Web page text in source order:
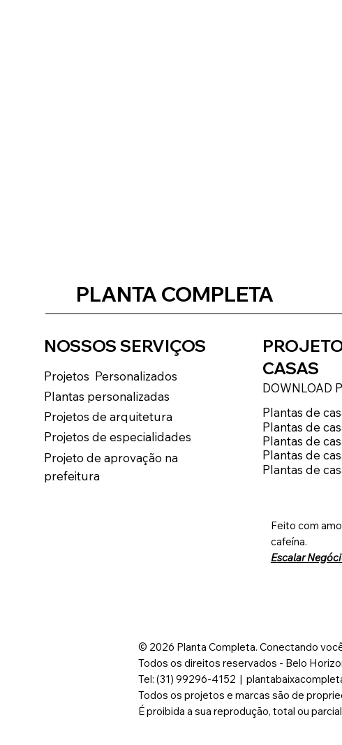
PLANTA COMPLETA
NOSSOS SERVIÇOS
Projetos Personalizados
Plantas personalizadas
Projetos de arquitetura
Projetos de especialidades
Projeto de aprovação na
prefeitura
CASAS
DOWNLOAD
Plantas de
Plantas de
Plantas de
Plantas de
Plantas de
Feito com
cafeína.
Escalar
© 2026 Planta Completa. Conectando
Todos os direitos reservados - Belo
Tel: (31) 99296-4152 |
Todos os projetos e marcas são de
É proibida a sua reprodução, total ou